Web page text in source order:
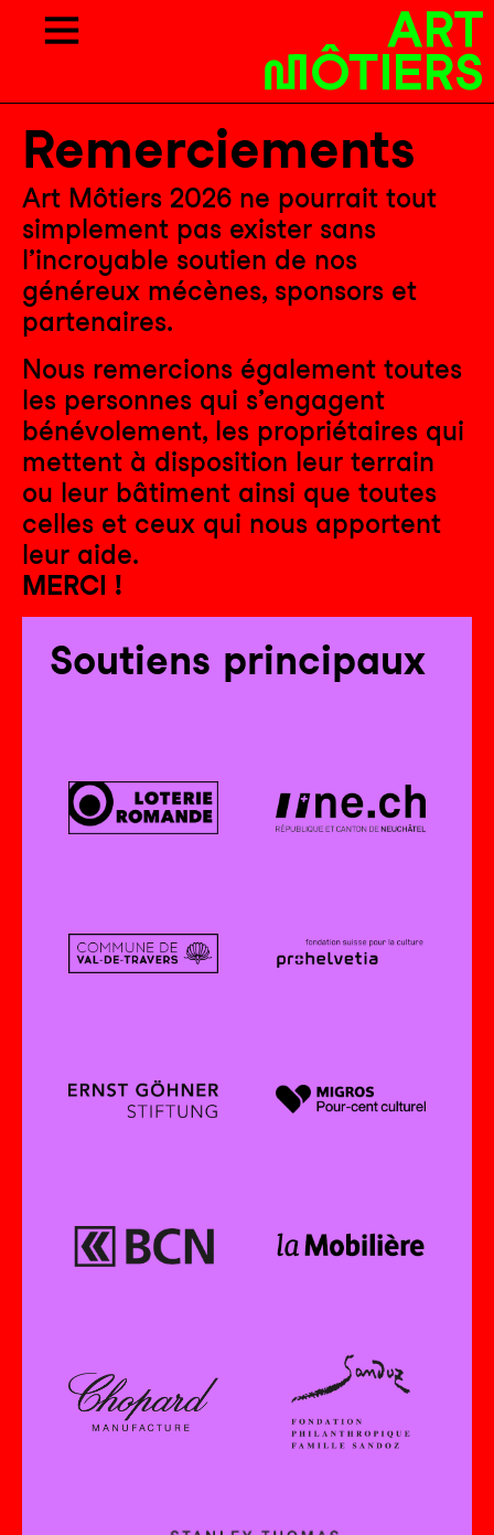
Remerciements
Art Môtiers 2026 ne pourrait tout
simplement pas exister sans
l’incroyable soutien de nos
généreux mécènes, sponsors et
partenaires.
Nous remercions également toutes
les personnes qui s’engagent
bénévolement, les propriétaires qui
mettent à disposition leur terrain
ou leur bâtiment ainsi que toutes
celles et ceux qui nous apportent
leur aide.
MERCI !
Soutiens principaux